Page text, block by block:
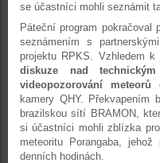
se účastníci mohli seznámit
Páteční program pokračoval
seznámením s
projektu RPKS. Vzhledem
diskuze nad
videopozorování meteorů
kamery QHY. Překvapením
brazilskou sítí BRAMON,
si účastníci mohli zblízka
meteoritu Porangaba,
denních hodinách.